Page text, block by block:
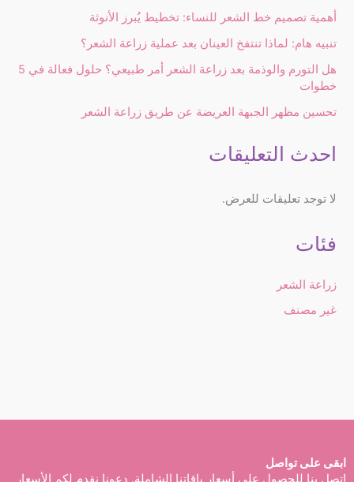
أهمية تصميم خط الشعر للنساء: تخطيط يُبرز الأنوثة
تنبيه هام: لماذا تنتفخ العينان بعد عملية زراعة الشعر؟
هل التورم والوذمة بعد زراعة الشعر أمر طبيعي؟ حلول فعالة في 5
خطوات
تحسين مظهر الجبهة العريضة عن طريق زراعة الشعر
احدث التعليقات
لا توجد تعليقات للعرض.
فئات
زراعة الشعر
غير مصنف
ابقى على تواصل
اتصل بنا للحصول على أسعار باقاتنا الشاملة. دعونا نقدم لكم الأسعار